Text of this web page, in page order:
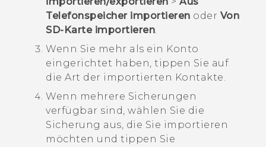
Telefonspeicher importieren oder Von
SD-Karte importieren.
Wenn Sie mehr als ein Konto
eingerichtet haben, tippen Sie auf
die Art der importierten Kontakte.
Wenn mehrere Sicherungen
verfügbar sind, wählen Sie die
Sicherung aus, die Sie importieren
möchten und tippen Sie